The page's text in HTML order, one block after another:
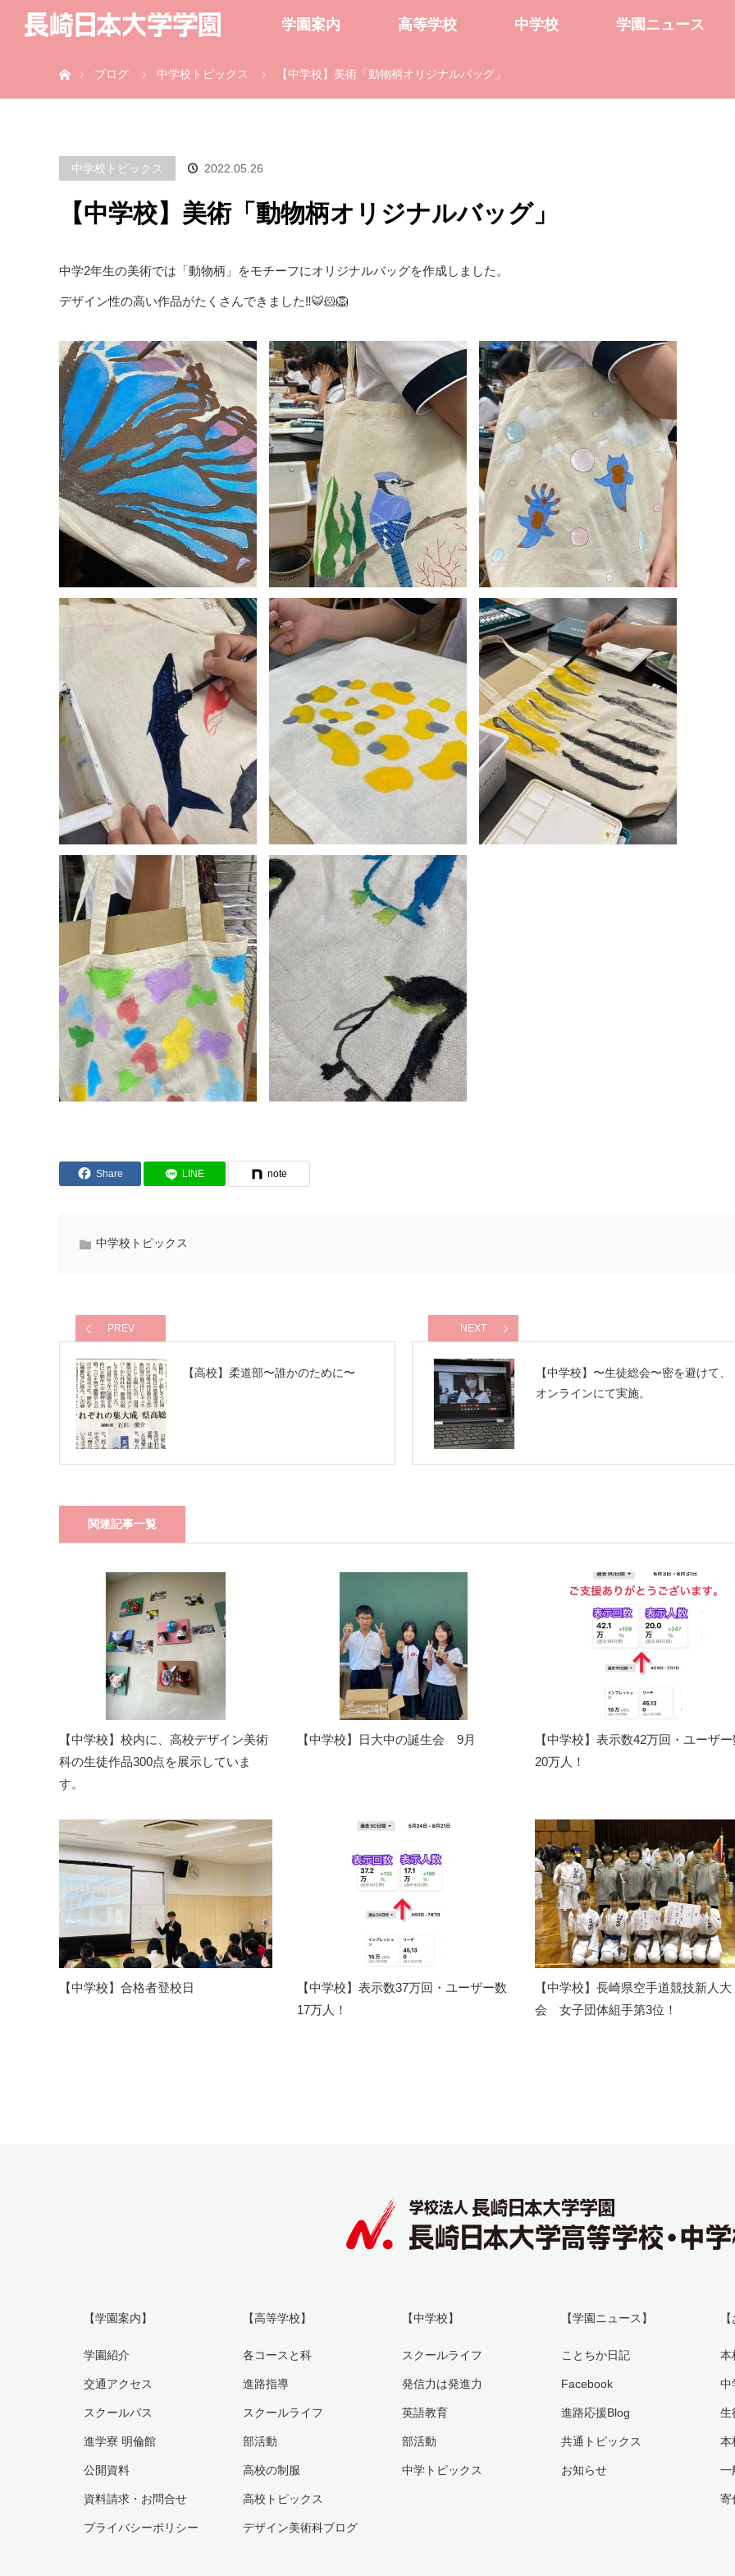
学園案内 高等学校 中学校 学園ニュース
ブログ
中学校トピックス 【中学校】美術「動物柄オリジナルバッグ」
中学校トピックス 2022.05.26
【中学校】美術「動物柄オリジナルバッグ」
中学2年生の美術では「動物柄」をモチーフにオリジナルバッグを作成しました。
デザイン性の高い作品がたくさんできました‼️🐯🐹🦁
Share LINE note
中学校トピックス
PREV
【高校】柔道部〜誰かのために〜
NEXT
【中学校】〜生徒総会〜密を避けて、
オンラインにて実施。
関連記事一覧
【中学校】校内に、高校デザイン美術
科の生徒作品300点を展示していま
す。
【中学校】日大中の誕生会 9月
【中学校】表示数42万回・ユーザ
20万人！
【中学校】合格者登校日
【中学校】表示数37万回・ユーザー数
17万人！
【中学校】長崎県空手道競技新人大
会 女子団体組手第3位！
【学園案内】
学園紹介
交通アクセス
スクールバス
進学寮 明倫館
公開資料
資料請求・お問合せ
プライバシーポリシー
【高等学校】
各コースと科
進路指導
スクールライフ
部活動
高校の制服
高校トピックス
デザイン美術科ブログ
【中学校】
スクールライフ
発信力は発進力
英語教育
部活動
中学トピックス
【学園ニュース】
ことちか日記
Facebook
進路応援Blog
共通トピックス
お知らせ
本
中
生
本
一
寄